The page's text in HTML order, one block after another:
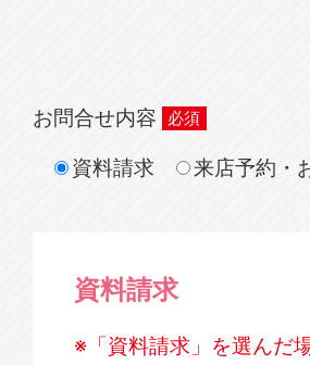
お問合せ内容
資料請求
来店予約・
資料請求
※「資料請求」を選んだ